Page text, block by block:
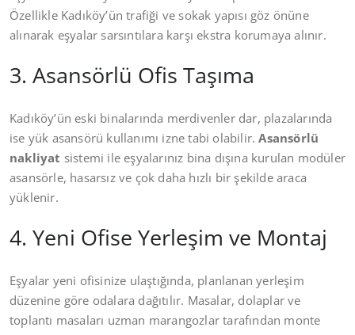
Özellikle Kadıköy’ün trafiği ve sokak yapısı göz önüne
alınarak eşyalar sarsıntılara karşı ekstra korumaya alınır.
3. Asansörlü Ofis Taşıma
Kadıköy’ün eski binalarında merdivenler dar, plazalarında
ise yük asansörü kullanımı izne tabi olabilir.Asansörlü
nakliyat sistemi ile eşyalarınız bina dışına kurulan modüler
asansörle, hasarsız ve çok daha hızlı bir şekilde araca
yüklenir.
4. Yeni Ofise Yerleşim ve Montaj
Eşyalar yeni ofisinize ulaştığında, planlanan yerleşim
düzenine göre odalara dağıtılır. Masalar, dolaplar ve
toplantı masaları uzman marangozlar tarafından monte